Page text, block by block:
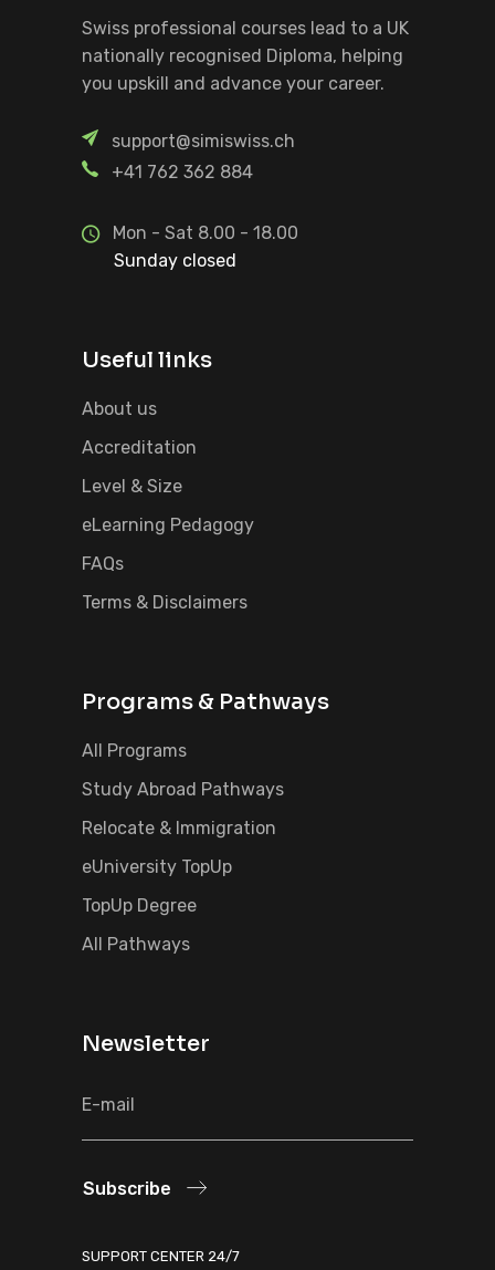
Swiss professional courses lead to a UK
nationally recognised Diploma, helping
you upskill and advance your career.
support@simiswiss.ch
+41 762 362 884
Mon - Sat 8.00 - 18.00
Sunday closed
Useful links
About us
Accreditation
Level & Size
eLearning Pedagogy
FAQs
Terms & Disclaimers
Programs & Pathways
All Programs
Study Abroad Pathways
Relocate & Immigration
eUniversity TopUp
TopUp Degree
All Pathways
Newsletter
Subscribe
SUPPORT CENTER 24/7